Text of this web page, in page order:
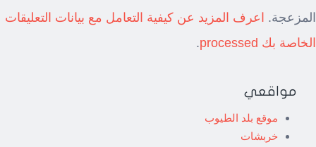
المزعجة. اعرف المزيد عن كيفية التعامل مع بيانات التعليقات
الخاصة بك processed
.
مواقعي
موقع بلد الطيوب
خربشات